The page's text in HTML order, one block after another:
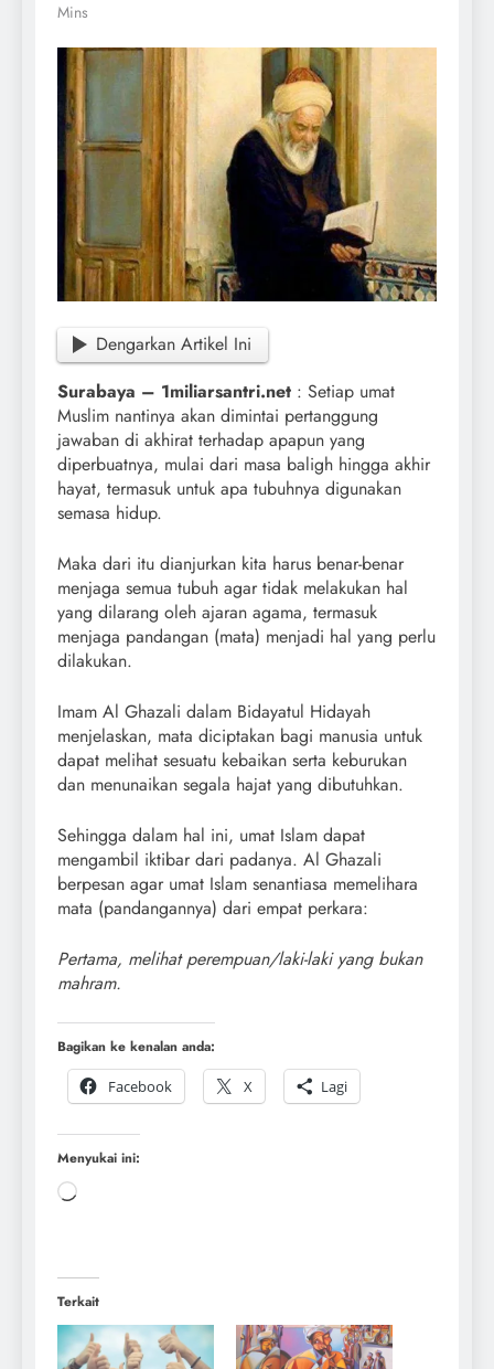
Mins
Dengarkan Artikel Ini
Surabaya – 1miliarsantri.net : Setiap umat
Muslim nantinya akan dimintai pertanggung
jawaban di akhirat terhadap apapun yang
diperbuatnya, mulai dari masa baligh hingga akhir
hayat, termasuk untuk apa tubuhnya digunakan
semasa hidup.
Maka dari itu dianjurkan kita harus benar-benar
menjaga semua tubuh agar tidak melakukan hal
yang dilarang oleh ajaran agama, termasuk
menjaga pandangan (mata) menjadi hal yang perlu
dilakukan.
Imam Al Ghazali dalam Bidayatul Hidayah
menjelaskan, mata diciptakan bagi manusia untuk
dapat melihat sesuatu kebaikan serta keburukan
dan menunaikan segala hajat yang dibutuhkan.
Sehingga dalam hal ini, umat Islam dapat
mengambil iktibar dari padanya. Al Ghazali
berpesan agar umat Islam senantiasa memelihara
mata (pandangannya) dari empat perkara:
Pertama, melihat perempuan/laki-laki yang bukan
mahram.
Bagikan ke kenalan anda:
Facebook
X Lagi
Menyukai ini:
Terkait